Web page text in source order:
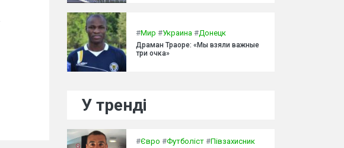
#Мир #Украина #Донецк
Драман Траоре: «Мы взяли важные
три очка»
У тренді
#Євро #Футболіст #Півзахисник